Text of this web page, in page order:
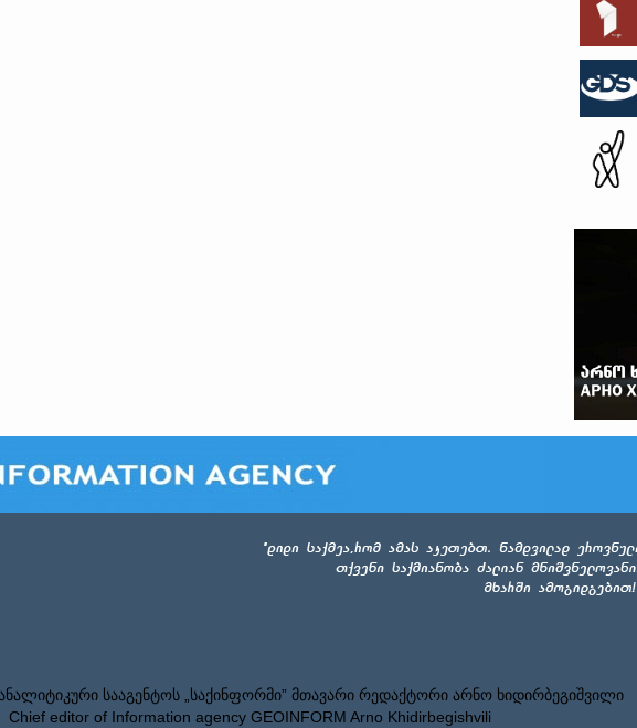
სააგენტოს „საქინფორმი” მთავარი რედაქტორი არნო ხიდირბეგიშვილი
Chief editor of Information agency GEOINFORM Arno Khidirbegishvili